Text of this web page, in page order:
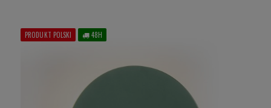
PRODUKT POLSKI 48H